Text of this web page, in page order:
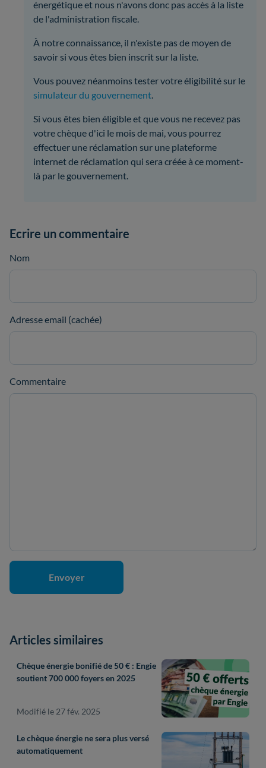
énergétique et nous n'avons donc pas accès à la liste
de l'administration fiscale.
À notre connaissance, il n'existe pas de moyen de
savoir si vous êtes bien inscrit sur la liste.
Vous pouvez néanmoins tester votre éligibilité sur le
simulateur du gouvernement.
Si vous êtes bien éligible et que vous ne recevez pas
votre chèque d'ici le mois de mai, vous pourrez
effectuer une réclamation sur une plateforme
internet de réclamation qui sera créée à ce moment-
là par le gouvernement.
Ecrire un commentaire
Nom
Adresse email (cachée)
Commentaire
Articles similaires
Chèque énergie bonifié de 50 € : Engie
soutient 700 000 foyers en 2025
Modifié le 27 fév. 2025
Le chèque énergie ne sera plus versé
automatiquement